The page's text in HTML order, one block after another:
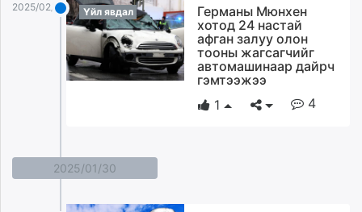
2025/02/14 Үйл явдал
Германы Мюнхен
хотод 24 настай
афган залуу олон
тооны жагсагчийг
автомашинаар дайрч
гэмтээжээ
1
4
2025/01/30